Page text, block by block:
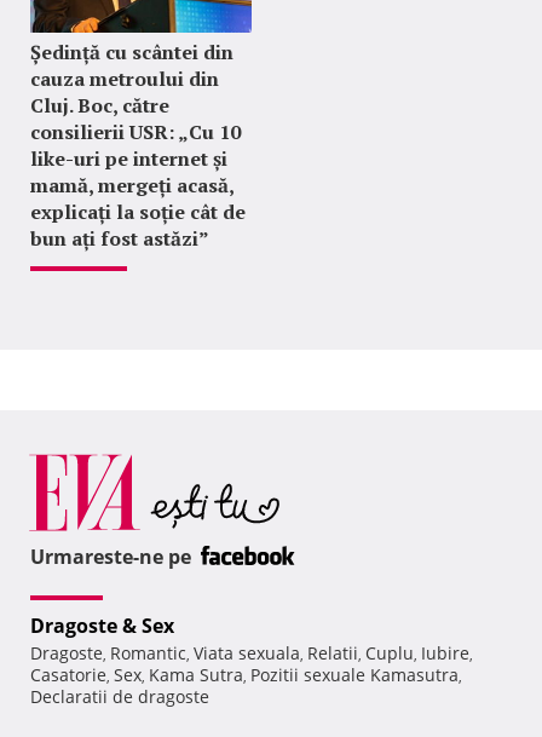
Ședință cu scântei din
cauza metroului din
Cluj. Boc, către
consilierii USR: „Cu 10
like-uri pe internet și
mamă, mergeți acasă,
explicați la soție cât de
bun ați fost astăzi”
Urmareste-ne pe
Dragoste & Sex
Dragoste, Romantic, Viata sexuala, Relatii, Cuplu, Iubire,
Casatorie, Sex, Kama Sutra, Pozitii sexuale Kamasutra,
Declaratii de dragoste